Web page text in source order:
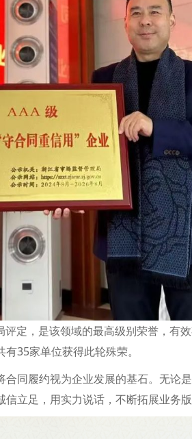
定，是该领域的最高级别荣誉，有
35家单位获得此轮殊荣。
同履约视为企业发展的基石。无论
立足，用实力说话，不断拓展业务版